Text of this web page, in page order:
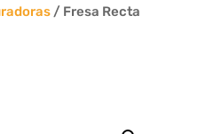
/ Fresa Recta